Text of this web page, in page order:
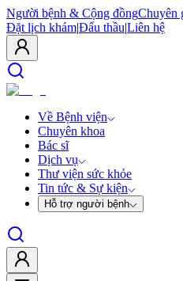
Người bệnh & Cộng đồngChuyên
Đặt lịch khám|Đấu thầu|Liên hệ
Về Bệnh viện
Chuyên khoa
Bác sĩ
Dịch vụ
Thư viện sức khỏe
Tin tức & Sự kiện
Hỗ trợ người bệnh